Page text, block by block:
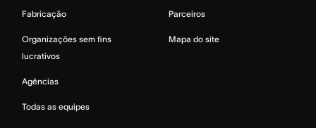
Fabricação
Organizações sem fins
lucrativos
Agências
Todas as equipes
Parceiros
Mapa do site